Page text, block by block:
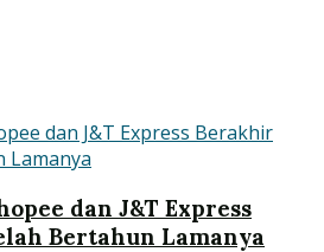
dan J&T Express
Bertahun Lamanya